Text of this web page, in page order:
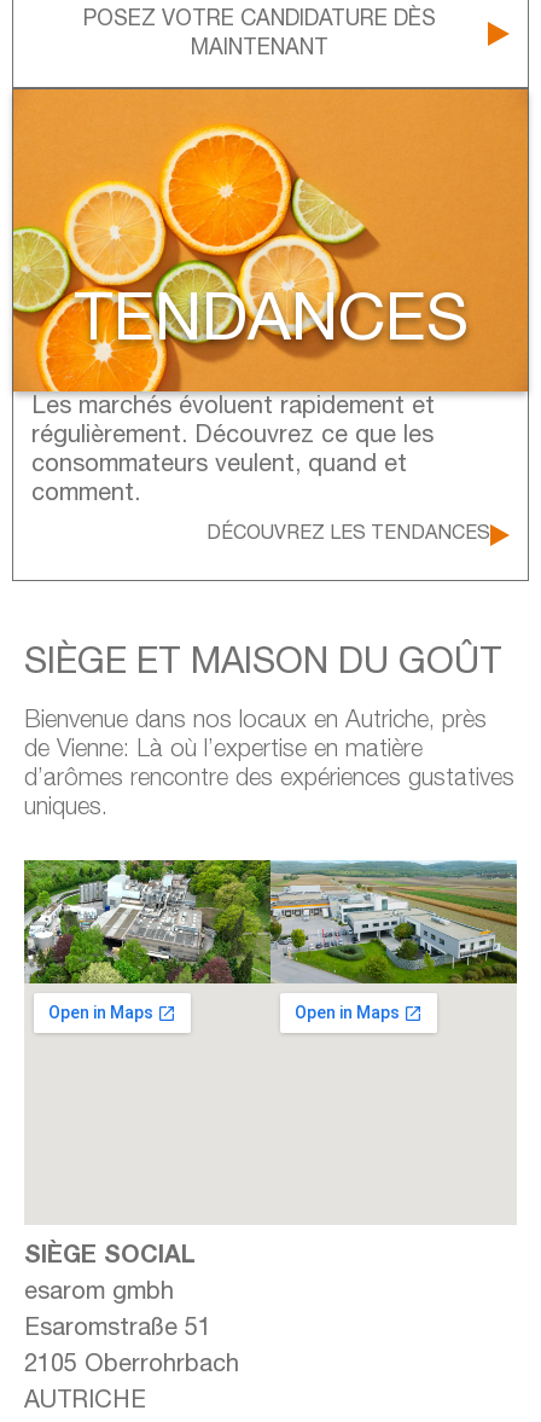
POSEZ VOTRE CANDIDATURE DÈS
MAINTENANT
TENDANCES
Les marchés évoluent rapidement et
régulièrement. Découvrez ce que les
consommateurs veulent, quand et
comment.
DÉCOUVREZ LES TENDANCES
SIÈGE ET MAISON DU GOÛT
Bienvenue dans nos locaux en Autriche, près
de Vienne: Là où l’expertise en matière
d’arômes rencontre des expériences gustatives
uniques.
SIÈGE SOCIAL
esarom gmbh
Esaromstraße 51
2105 Oberrohrbach
AUTRICHE